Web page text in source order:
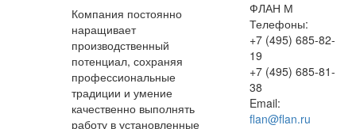
Компания постоянно
наращивает
производственный
потенциал, сохраняя
профессиональные
традиции и умение
качественно выполнять
работу в установленные
ФЛАН М
Телефоны:
+7 (495) 685-82-
19
+7 (495) 685-81-
38
Email:
flan@flan.ru